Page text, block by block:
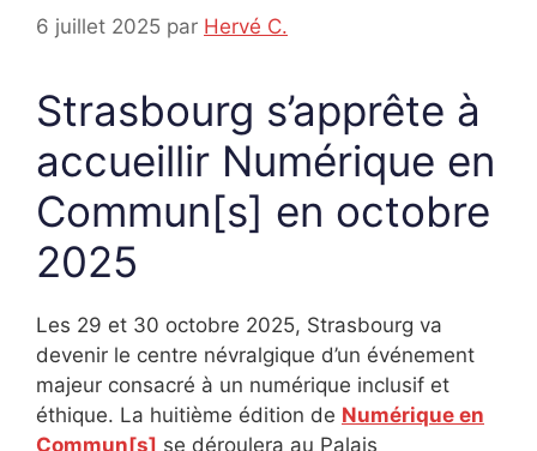
6 juillet 2025 par Hervé C.
Strasbourg s’apprête à
accueillir Numérique en
Commun[s] en octobre
2025
Les 29 et 30 octobre 2025, Strasbourg va
devenir le centre névralgique d’un événement
majeur consacré à un numérique inclusif et
éthique. La huitième édition de Numérique en
Commun[s] se déroulera au Palais